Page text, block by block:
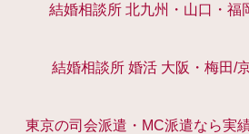
結婚相談所 北九州・山口・福
結婚相談所 婚活 大阪・梅田/
東京の司会派遣・MC派遣なら実